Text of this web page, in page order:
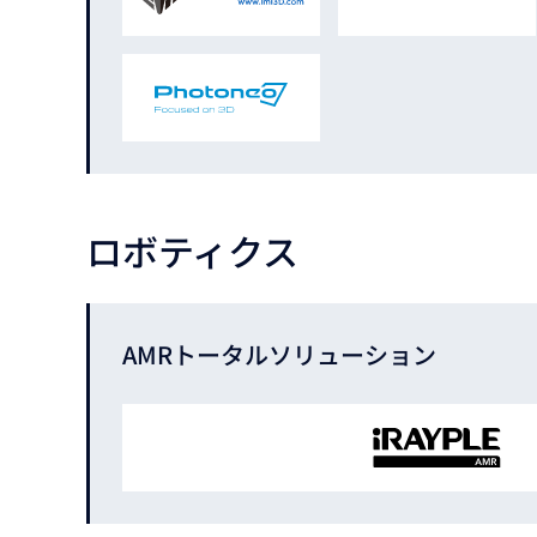
ロボティクス
AMRトータルソリューション